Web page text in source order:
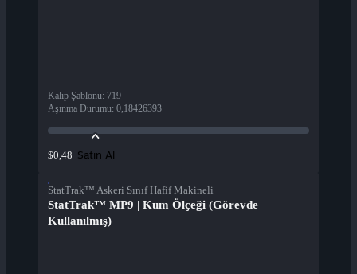
Kalıp Şablonu: 719
Aşınma Durumu: 0,18426393
$0,48 Satın Al
StatTrak™ Askeri Sınıf Hafif Makineli
StatTrak™ MP9 | Kum Ölçeği (Görevde
Kullanılmış)